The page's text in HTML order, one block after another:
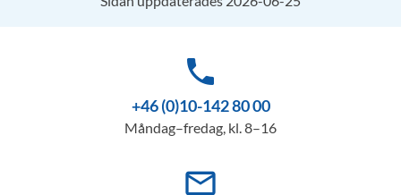
phone
+46 (0)10-142 80 00
Måndag–fredag, kl. 8–16
mail_outline